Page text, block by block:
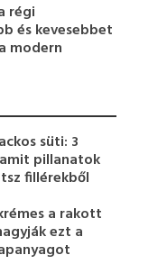
régi
és kevesebbet
modern
süti: 3
pillanatok
fillérekből
a rakott
ezt a